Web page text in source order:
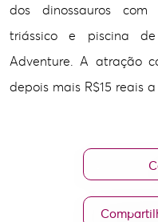
dos dinossauros com
triássico e piscina
Adventure. A atração
depois mais R$15 reais